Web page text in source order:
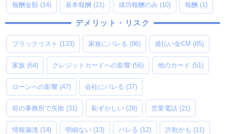
報酬金額 (14) 基本報酬 (11) 成功報酬のみ (10) 報酬 (1)
デメリット・リスク
ブラックリスト (133) 家族にバレる (96) 過払い金CM (85)
家族 (64) クレジットカードへの影響 (56) 他のカード (51)
ローンへの影響 (47) 会社にバレる (37)
前の事務所で失敗 (31) 恥ずかしい (28) 営業電話 (21)
情報漏洩 (14) 明細ない (13) バレる (12) 詐欺かも (11)